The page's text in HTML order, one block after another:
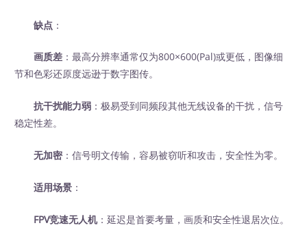
缺点 ：
画质差 ：最高分辨率通常仅为800×600(Pal)或更低，图像细
节和色彩还原度远逊于数字图传。
抗干扰能力弱 ：极易受到同频段其他无线设备的干扰，信号
稳定性差。
无加密 ：信号明文传输，容易被窃听和攻击，安全性为零。
适用场景 ：
FPV竞速无人机：延迟是首要考量，画质和安全性退居次位。